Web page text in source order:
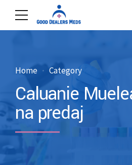
Home Category
Caluanie
na predaj